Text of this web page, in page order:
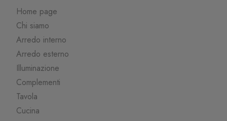
Home page
Chi siamo
Arredo interno
Arredo esterno
Illuminazione
Complementi
Tavola
Cucina